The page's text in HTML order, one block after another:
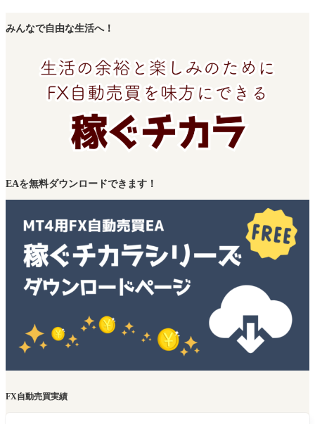
みんなで自由な生活へ！
EAを無料ダウンロードできます！
FX自動売買実績